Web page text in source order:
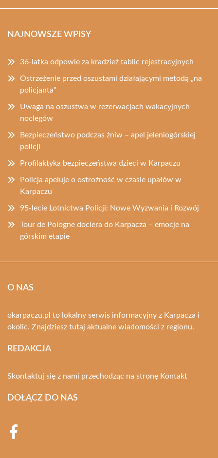
NAJNOWSZE WPISY
36-latka odpowie za kradzież tablic rejestracyjnych
Ostrzeżenie przed oszustami działającymi metodą „na
policjanta”
Uwaga na oszustwa w rezerwacjach wakacyjnych
noclegów
Bezpieczeństwo podczas żniw – apel jeleniogórskiej
policji
Profilaktyka bezpieczeństwa dzieci w Karpaczu
Policja apeluje o ostrożność w czasie upałów w
Karpaczu
95-lecie Lotnictwa Policji: Nowe Wyzwania i Rozwój
Tour de Pologne dociera do Karpacza – emocje na
górskim etapie
O NAS
okarpaczu.pl to lokalny serwis informacyjny z Karpacza i
okolic. Znajdziesz tutaj aktualne wiadomości z regionu.
REDAKCJA
Skontaktuj się z nami przechodząc na stronę Kontakt
DOŁĄCZ DO NAS